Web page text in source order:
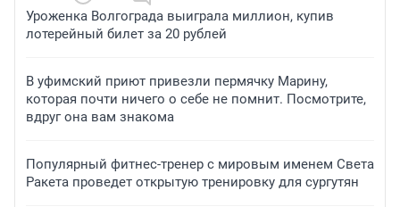
Уроженка Волгограда выиграла миллион, купив
лотерейный билет за 20 рублей
В уфимский приют привезли пермячку Марину,
которая почти ничего о себе не помнит. Посмотрите,
вдруг она вам знакома
Популярный фитнес-тренер с мировым именем Света
Ракета проведет открытую тренировку для сургутян